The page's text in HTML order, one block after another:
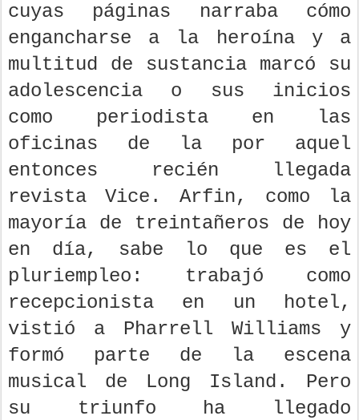
cuyas páginas narraba cómo
engancharse a la heroína y a
multitud de sustancia marcó su
adolescencia o sus inicios
como periodista en las
oficinas de la por aquel
entonces recién llegada
revista Vice. Arfin, como la
mayoría de treintañeros de hoy
en día, sabe lo que es el
pluriempleo: trabajó como
recepcionista en un hotel,
vistió a Pharrell Williams y
formó parte de la escena
musical de Long Island. Pero
su triunfo ha llegado